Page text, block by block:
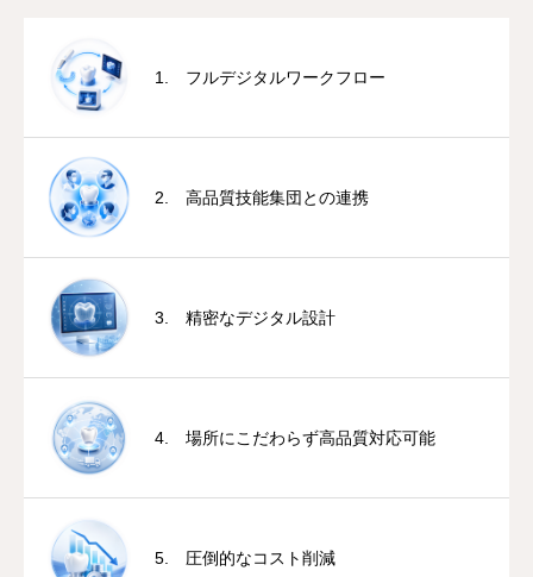
1. フルデジタルワークフロー
2. 高品質技能集団との連携
3. 精密なデジタル設計
4. 場所にこだわらず高品質対応可能
5. 圧倒的なコスト削減
実績・NEWS
ブログ
お問い合わせ